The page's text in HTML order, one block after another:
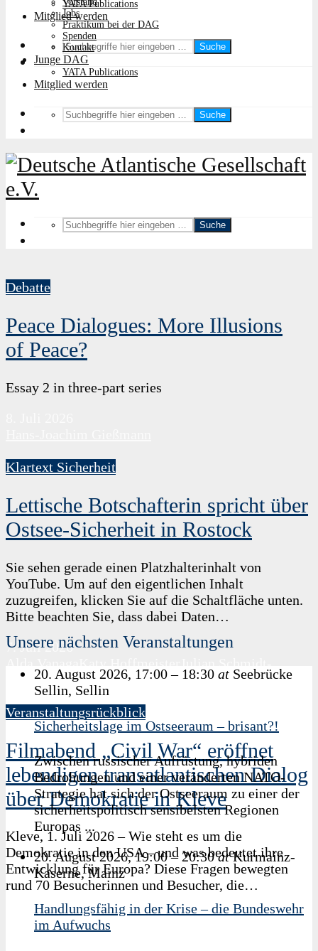
YATA Publications
Mitglied werden
Suche
Jobs
Praktikum bei der DAG
Spenden
Kontakt
Junge DAG
YATA Publications
Mitglied werden
Suche
Suche
Debatte
Peace Dialogues: More Illusions
of Peace?
Essay 2 in three-part series
Klartext Sicherheit
Lettische Botschafterin spricht über
Ostsee-Sicherheit in Rostock
Sie sehen gerade einen Platzhalterinhalt von
YouTube. Um auf den eigentlichen Inhalt
zuzugreifen, klicken Sie auf die Schaltfläche unten.
Bitte beachten Sie, dass dabei Daten…
7. Juli 2026
Thomée PD Dr. Bastian Matteo Scianna
Veranstaltungsrückblick
Filmabend „Civil War“ eröffnet
lebendigen transatlantischen Dialog
über Demokratie in Kleve
Kleve, 1. Juli 2026 – Wie steht es um die
Demokratie in den USA – und was bedeutet ihre
Entwicklung für Europa? Diese Fragen bewegten
rund 70 Besucherinnen und Besucher, die…
1. Juli 2026
Frank Mehring
Unsere nächsten Veranstaltungen
20. August 2026, 17:00– 18:30 at Seebrücke
Sellin, Sellin
Sicherheitslage im Ostseeraum – brisant?!
Zwischen russischer Aufrüstung, hybriden
Bedrohungen und einer veränderten NATO-
Strategie hat sich der Ostseeraum zu einer der
sicherheitspolitisch sensibelsten Regionen
Europas ...
20. August 2026, 19:00– 20:30atKurmainz-
Kaserne, Mainz
Handlungsfähig in der Krise – die Bundeswehr
im Aufwuchs